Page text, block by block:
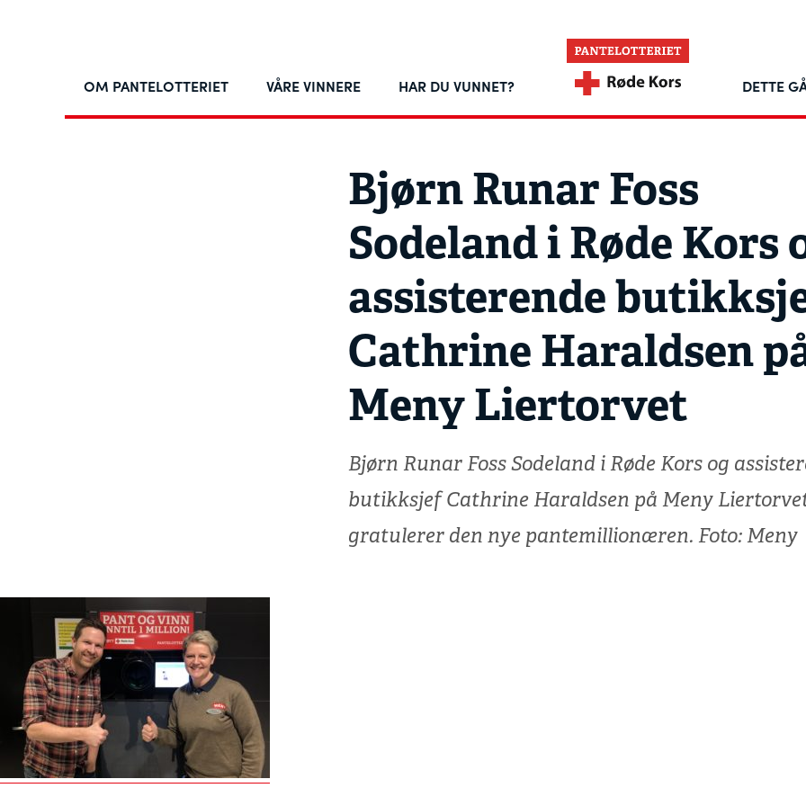
OM PANTELOTTERIET VÅRE VINNERE HAR DU VUNNET? DETTE
Bjørn Runar Foss
Sodeland i Røde Kors
assisterende
Cathrine Haraldsen
Meny Liertorvet
Bjørn Runar Foss Sodeland i Røde Kors og
butikksjef Cathrine Haraldsen på Meny
gratulerer den nye pantemillionæren. Foto: Meny